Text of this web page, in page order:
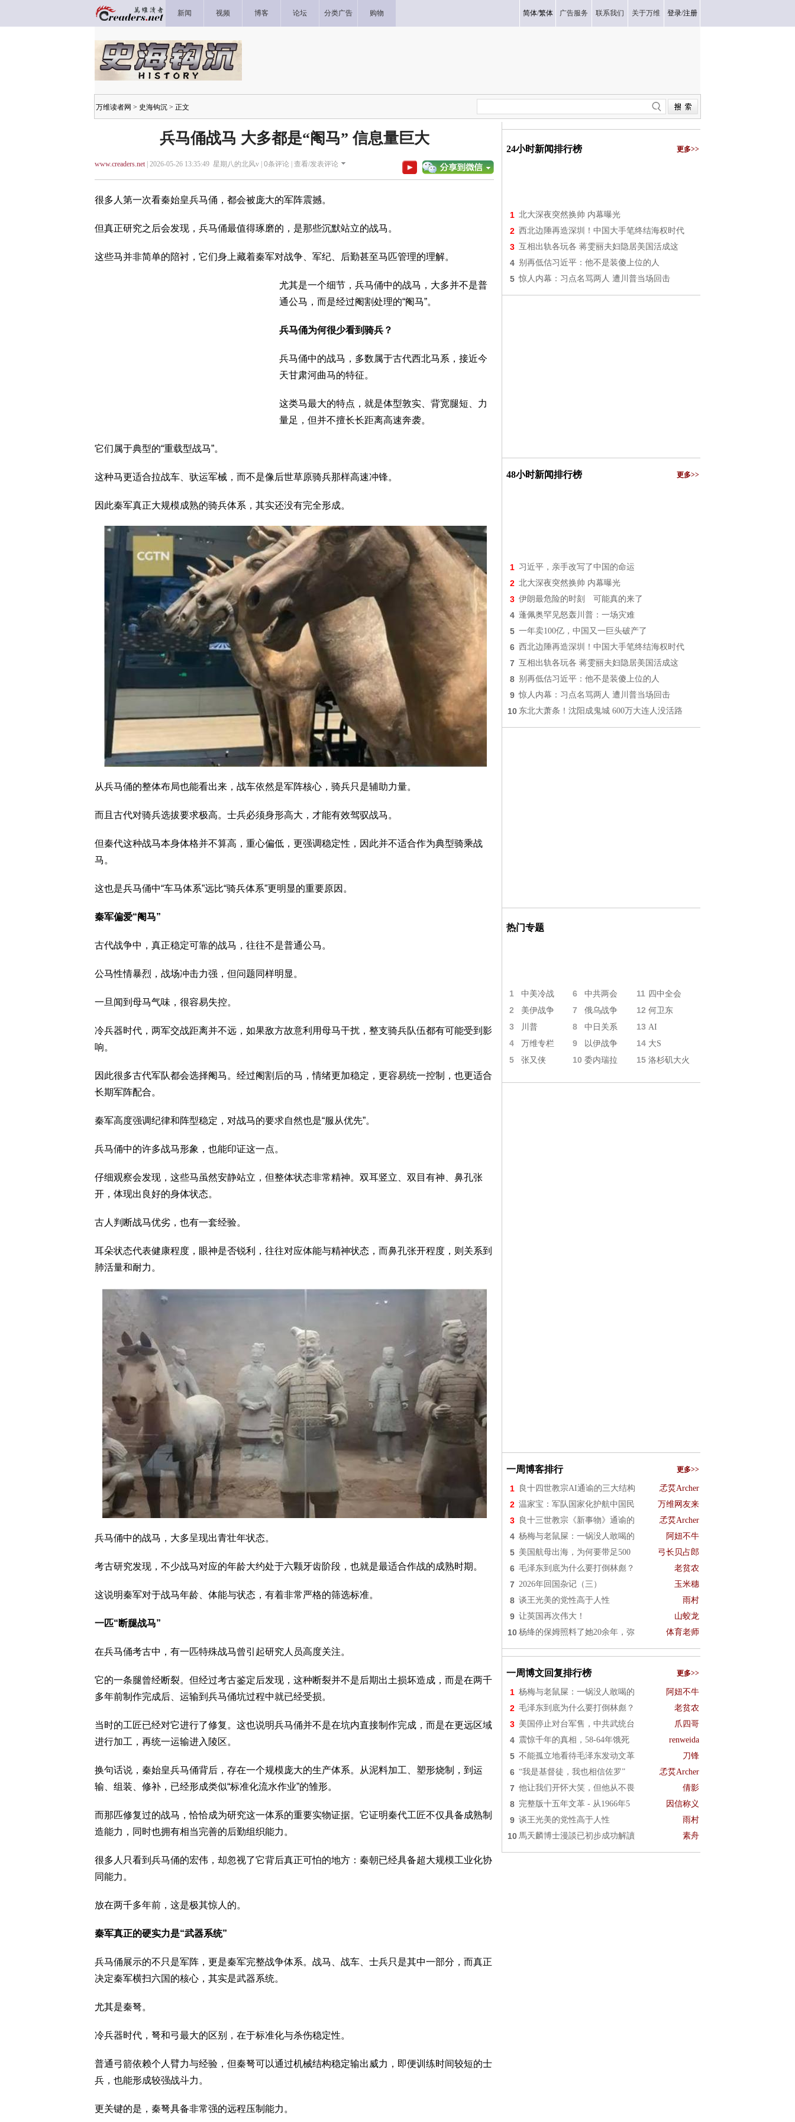
新闻 视频 博客 论坛 分类广告 购物 简体/繁体 广告服务 联系我们 关于万维 登录/注册
万维读者网 > 史海钩沉 > 正文
兵马俑战马 大多都是“阉马” 信息量巨大
www.creaders.net| 2026-05-26 13:35:49 星期八的北风v | 0条评论 | 查看/发表评论
很多人第一次看秦始皇兵马俑，都会被庞大的军阵震撼。
但真正研究之后会发现，兵马俑最值得琢磨的，是那些沉默站立的战马。
这些马并非简单的陪衬，它们身上藏着秦军对战争、军纪、后勤甚至马匹管理的理解。
尤其是一个细节，兵马俑中的战马，大多并不是普
通公马，而是经过阉割处理的“阉马”。
兵马俑为何很少看到骑兵？
兵马俑中的战马，多数属于古代西北马系，接近今
天甘肃河曲马的特征。
这类马最大的特点，就是体型敦实、背宽腿短、力
量足，但并不擅长长距离高速奔袭。
它们属于典型的“重载型战马”。
这种马更适合拉战车、驮运军械，而不是像后世草原骑兵那样高速冲锋。
因此秦军真正大规模成熟的骑兵体系，其实还没有完全形成。
从兵马俑的整体布局也能看出来，战车依然是军阵核心，骑兵只是辅助力量。
而且古代对骑兵选拔要求极高。士兵必须身形高大，才能有效驾驭战马。
但秦代这种战马本身体格并不算高，重心偏低，更强调稳定性，因此并不适合作为典型骑乘战
马。
这也是兵马俑中“车马体系”远比“骑兵体系”更明显的重要原因。
秦军偏爱“阉马”
古代战争中，真正稳定可靠的战马，往往不是普通公马。
公马性情暴烈，战场冲击力强，但问题同样明显。
一旦闻到母马气味，很容易失控。
冷兵器时代，两军交战距离并不远，如果敌方故意利用母马干扰，整支骑兵队伍都有可能受到影
响。
因此很多古代军队都会选择阉马。经过阉割后的马，情绪更加稳定，更容易统一控制，也更适合
长期军阵配合。
秦军高度强调纪律和阵型稳定，对战马的要求自然也是“服从优先”。
兵马俑中的许多战马形象，也能印证这一点。
仔细观察会发现，这些马虽然安静站立，但整体状态非常精神。双耳竖立、双目有神、鼻孔张
开，体现出良好的身体状态。
古人判断战马优劣，也有一套经验。
耳朵状态代表健康程度，眼神是否锐利，往往对应体能与精神状态，而鼻孔张开程度，则关系到
肺活量和耐力。
兵马俑中的战马，大多呈现出青壮年状态。
考古研究发现，不少战马对应的年龄大约处于六颗牙齿阶段，也就是最适合作战的成熟时期。
这说明秦军对于战马年龄、体能与状态，有着非常严格的筛选标准。
一匹“断腿战马”
在兵马俑考古中，有一匹特殊战马曾引起研究人员高度关注。
它的一条腿曾经断裂。但经过考古鉴定后发现，这种断裂并不是后期出土损坏造成，而是在两千
多年前制作完成后、运输到兵马俑坑过程中就已经受损。
当时的工匠已经对它进行了修复。这也说明兵马俑并不是在坑内直接制作完成，而是在更远区域
进行加工，再统一运输进入陵区。
换句话说，秦始皇兵马俑背后，存在一个规模庞大的生产体系。从泥料加工、塑形烧制，到运
输、组装、修补，已经形成类似“标准化流水作业”的雏形。
而那匹修复过的战马，恰恰成为研究这一体系的重要实物证据。它证明秦代工匠不仅具备成熟制
造能力，同时也拥有相当完善的后勤组织能力。
很多人只看到兵马俑的宏伟，却忽视了它背后真正可怕的地方：秦朝已经具备超大规模工业化协
同能力。
放在两千多年前，这是极其惊人的。
秦军真正的硬实力是“武器系统”
兵马俑展示的不只是军阵，更是秦军完整战争体系。战马、战车、士兵只是其中一部分，而真正
决定秦军横扫六国的核心，其实是武器系统。
尤其是秦弩。
冷兵器时代，弩和弓最大的区别，在于标准化与杀伤稳定性。
普通弓箭依赖个人臂力与经验，但秦弩可以通过机械结构稳定输出威力，即便训练时间较短的士
兵，也能形成较强战斗力。
更关键的是，秦弩具备非常强的远程压制能力。
24小时新闻排行榜 更多>>
1 北大深夜突然换帅 内幕曝光
2 西北边陲再造深圳！中国大手笔终结海权时代
3 互相出轨各玩各 蒋雯丽夫妇隐居美国活成这
4 别再低估习近平：他不是装傻上位的人
5 惊人内幕：习点名骂两人 遭川普当场回击
48小时新闻排行榜 更多>>
1 习近平，亲手改写了中国的命运
2 北大深夜突然换帅 内幕曝光
3 伊朗最危险的时刻 可能真的来了
4 蓬佩奥罕见怒轰川普：一场灾难
5 一年卖100亿，中国又一巨头破产了
6 西北边陲再造深圳！中国大手笔终结海权时代
7 互相出轨各玩各 蒋雯丽夫妇隐居美国活成这
8 别再低估习近平：他不是装傻上位的人
9 惊人内幕：习点名骂两人 遭川普当场回击
10 东北大萧条！沈阳成鬼城 600万大连人没活路
热门专题
1 中美冷战 6 中共两会 11 四中全会
2 美伊战争 7 俄乌战争 12 何卫东
3 川普 8 中日关系 13 AI
4 万维专栏 9 以伊战争 14 大S
5 张又侠 10 委内瑞拉 15 洛杉矶大火
一周博客排行 更多>>
1 良十四世教宗AI通谕的三大结构 孞烎Archer
2 温家宝：军队国家化护航中国民 万维网友来
3 良十三世教宗《新事物》通谕的 孞烎Archer
4 杨梅与老鼠屎：一锅没人敢喝的 阿妞不牛
5 美国航母出海，为何要带足500 弓长贝占郎
6 毛泽东到底为什么要打倒林彪？ 老贫农
7 2026年回国杂记（三） 玉米穗
8 谈王光美的党性高于人性 雨村
9 让英国再次伟大！ 山蛟龙
10 杨绛的保姆照料了她20余年，弥 体育老师
一周博文回复排行榜 更多>>
1 杨梅与老鼠屎：一锅没人敢喝的 阿妞不牛
2 毛泽东到底为什么要打倒林彪？ 老贫农
3 美国停止对台军售，中共武统台 爪四哥
4 震惊千年的真相，58-64年饿死 renweida
5 不能孤立地看待毛泽东发动文革 刀锋
6 “我是基督徒，我也相信佐罗” 孞烎Archer
7 他让我们开怀大笑，但他从不畏 倩影
8 完整版十五年文革 - 从1966年5 因信称义
9 谈王光美的党性高于人性 雨村
10 馬天麟博士漫談已初步成功解讀 素舟